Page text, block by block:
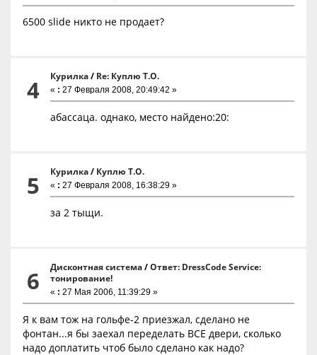
6500 slide никто не продает?
4 Курилка / Re: Куплю Т.О.
« : 27 Февраля 2008, 20:49:42 »
абассаца. однако, место найдено:20:
5 Курилка / Куплю Т.О.
« : 27 Февраля 2008, 16:38:29 »
за 2 тыщи.
6 Дисконтная система /Ответ: DressCode Service:
тонирование!
« : 27 Мая 2006, 11:39:29 »
Я к вам тож на гольфе-2 приезжал, сделано не
фонтан...я бы заехал переделать ВСЕ двери, сколько
надо доплатить чтоб было сделано как надо?